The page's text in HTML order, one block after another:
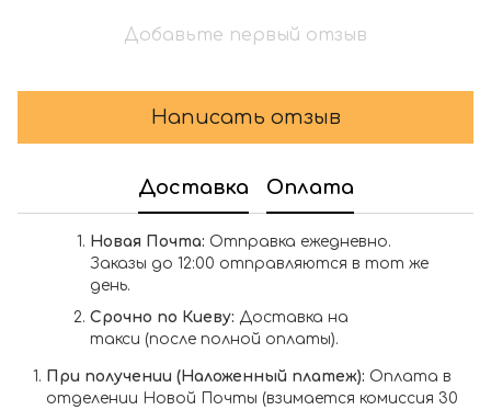
Добавьте первый отзыв
Написать отзыв
Доставка Оплата
Новая Почта: Отправка ежедневно.
Заказы до 12:00 отправляются в тот же
день.
Срочно по Киеву: Доставка на
такси (после полной оплаты).
При получении (Наложенный платеж): Оплата в
отделении Новой Почты (взимается комиссия 30